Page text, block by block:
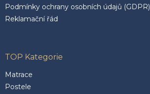
Podmínky ochrany osobních údajů (GDPR)
Reklamační řád
TOP Kategorie
Matrace
Postele